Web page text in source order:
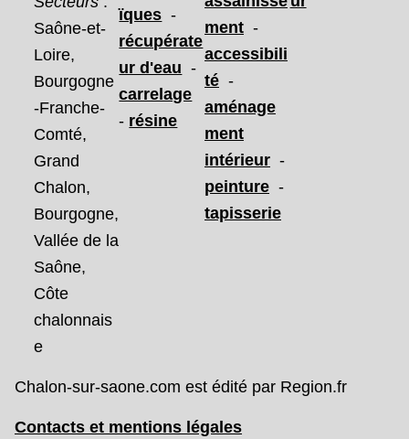
Saône-et-
Loire,
Bourgogne
-Franche-
Comté,
Grand
Chalon,
Bourgogne,
Vallée de la
Saône,
Côte
chalonnais
e
ïques -
récupérate
ur d'eau -
carrelage
- résine
ment -
accessibili
té -
aménage
ment
intérieur -
peinture -
tapisserie
Chalon-sur-saone.com est édité par Region.fr
Contacts et mentions légales